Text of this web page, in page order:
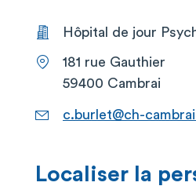
Hôpital de jour
181 rue Gauthier
59400 Cambrai
c.burlet@ch-
Localiser la